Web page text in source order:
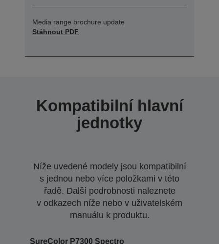
Media range brochure update
Stáhnout PDF
Kompatibilní hlavní
jednotky
Níže uvedené modely jsou kompatibilní
s jednou nebo více položkami v této
řadě. Další podrobnosti naleznete
v odkazech níže nebo v uživatelském
manuálu k produktu.
SureColor P7300 Spectro